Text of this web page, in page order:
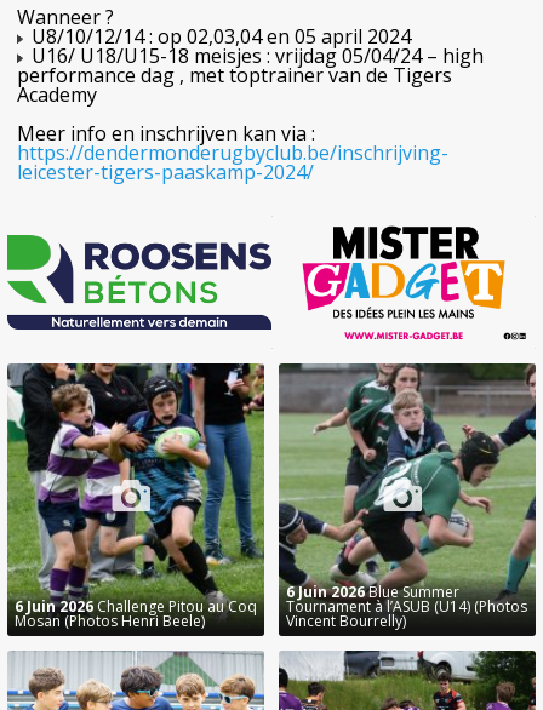
Wanneer ?
U8/10/12/14 : op 02,03,04 en 05 april 2024
U16/ U18/U15-18 meisjes : vrijdag 05/04/24 – high
performance dag , met toptrainer van de Tigers
Academy
Meer info en inschrijven kan via :
https://dendermonderugbyclub.be/inschrijving-
leicester-tigers-paaskamp-2024/
6 Juin 2026Challenge Pitou au Coq
Mosan (Photos Henri Beele)
6 Juin 2026Blue Summer
Tournament à l’ASUB (U14) (Photos
Vincent Bourrelly)